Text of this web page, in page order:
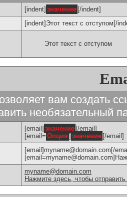
[indent] значение [/indent]
[indent]Этот текст с отступом[/
Этот текст с отступом
вам создать
необязательный
[email] значение [/email]
[email= Опция ] значение [/email]
[email]myname@domain.com[/
myname@domain.com
Нажмите здесь, чтобы